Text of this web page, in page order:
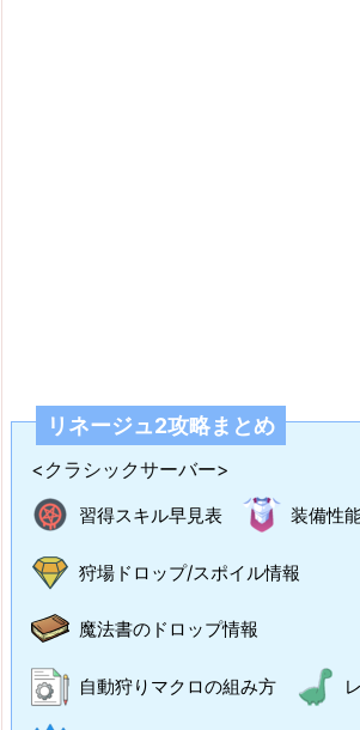
リネージュ2攻略まとめ
<クラシックサーバー>
習得スキル早見表 装備性
狩場ドロップ/スポイル情報
魔法書のドロップ情報
自動狩りマクロの組み方